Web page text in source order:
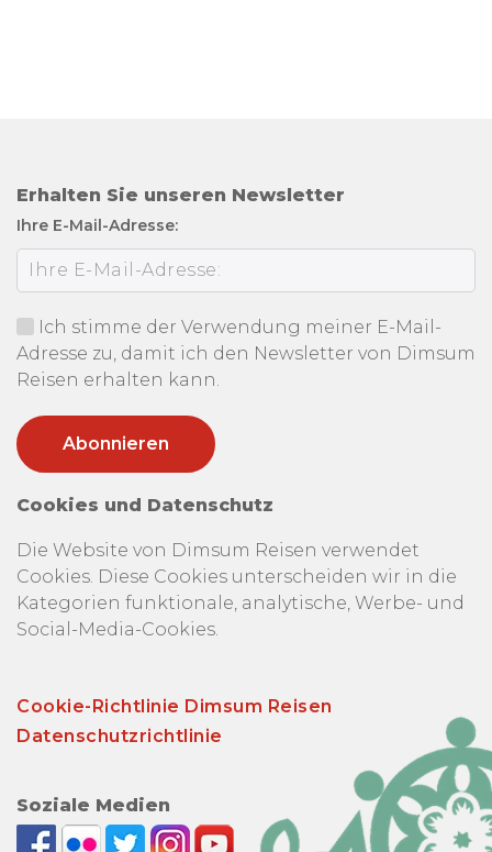
Erhalten Sie unseren Newsletter
Ihre E-Mail-Adresse:
Ich stimme der Verwendung meiner E-Mail-
Adresse zu, damit ich den Newsletter von Dimsum
Reisen erhalten kann.
Cookies und Datenschutz
Die Website von Dimsum Reisen verwendet
Cookies. Diese Cookies unterscheiden wir in die
Kategorien funktionale, analytische, Werbe- und
Social-Media-Cookies.
Cookie-Richtlinie Dimsum Reisen
Datenschutzrichtlinie
Soziale Medien